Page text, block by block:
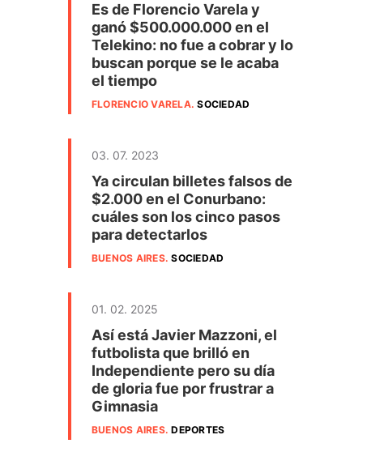
Es de Florencio Varela y
ganó $500.000.000 en el
Telekino: no fue a cobrar y lo
buscan porque se le acaba
el tiempo
FLORENCIO VARELA.SOCIEDAD
03. 07. 2023
Ya circulan billetes falsos de
$2.000 en el Conurbano:
cuáles son los cinco pasos
para detectarlos
BUENOS AIRES.SOCIEDAD
01. 02. 2025
Así está Javier Mazzoni, el
futbolista que brilló en
Independiente pero su día
de gloria fue por frustrar a
Gimnasia
BUENOS AIRES.DEPORTES